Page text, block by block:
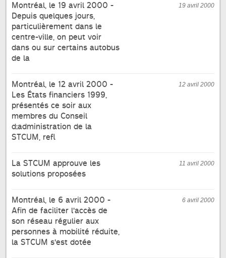
19 avril 2000
Montréal, le 19 avril 2000 -
Depuis quelques jours,
particulièrement dans le
centre-ville, on peut voir
dans ou sur certains autobus
de la
12 avril 2000
Montréal, le 12 avril 2000 -
Les États financiers 1999,
présentés ce soir aux
membres du Conseil
d;administration de la
STCUM, refl
11 avril 2000
La STCUM approuve les
solutions proposées
6 avril 2000
Montréal, le 6 avril 2000 -
Afin de faciliter l'accès de
son réseau régulier aux
personnes à mobilité réduite,
la STCUM s'est dotée